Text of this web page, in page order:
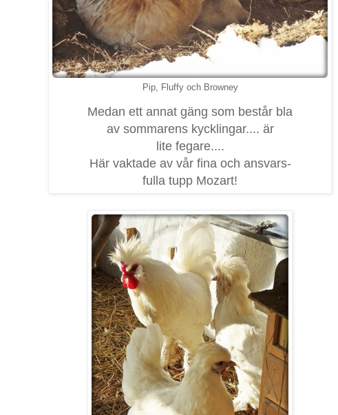
Pip, Fluffy och Browney
Medan ett annat gäng som består bla
av sommarens kycklingar.... är
lite fegare....
Här vaktade av vår fina och ansvars-
fulla tupp Mozart!